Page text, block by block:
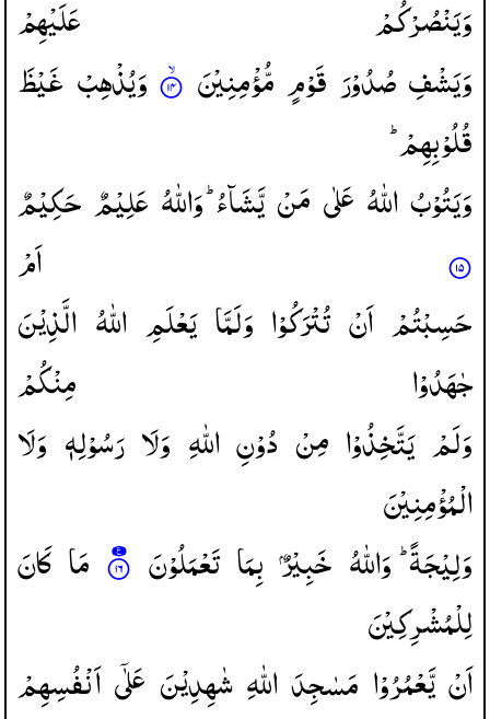
وَیَنْصُرْكُمْ
عَلَیْهِمْ
وَیَشْفِ صُدُوْرَ قَوْمٍمُّؤْمِنِیْنَ وَیُذْهِبْ غَیْظَ
قُلُوْبِهِمْ ؕ
وَیَتُوْبُاللّٰهُ عَلٰی مَنْیَّشَآءُ ؕ وَاللّٰهُ عَلِیْمٌحَكِیْمٌ
اَمْ
حَسِبْتُمْ اَنْ تُتْرَكُوْا وَلَمَّا یَعْلَمِ اللّٰهُ الَّذِیْنَ
جٰهَدُوْا
مِنْكُمْ
وَلَمْ یَتَّخِذُوْا مِنْ دُوْنِ اللّٰهِ وَلَا رَسُوْلِهٖ وَلَا
الْمُؤْمِنِیْنَ
وَلِیْجَةً ؕ وَاللّٰهُ خَبِیْرٌ بِمَا تَعْمَلُوْنَ مَا كَانَ
لِلْمُشْرِكِیْنَ
اَنْ یَّعْمُرُوْا مَسٰجِدَ اللّٰهِ شٰهِدِیْنَ عَلٰۤی اَنْفُسِهِمْ